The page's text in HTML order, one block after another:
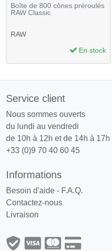
Boîte de 800 cônes préroulés
RAW Classic
RAW
En stock
Service client
Nous sommes ouverts
du lundi au vendredi
de 10h à 12h et de 14h à 17h
+33 (0)9 70 40 60 45
Informations
Besoin d'aide - F.A.Q.
Contactez-nous
Livraison